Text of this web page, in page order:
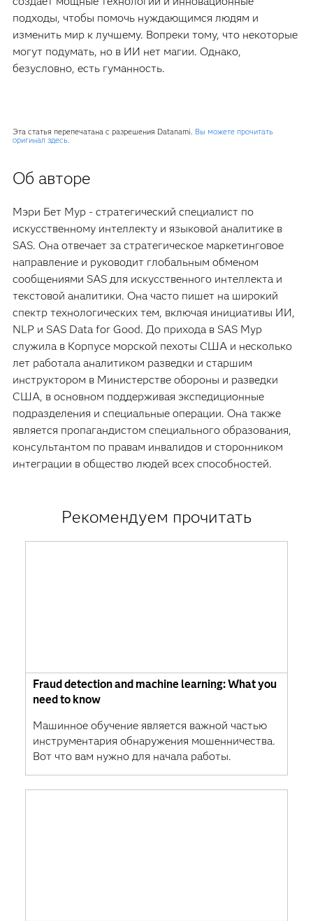
подходы, чтобы помочь нуждающимся людям и
изменить мир к лучшему. Вопреки тому, что некоторые
могут подумать, но в ИИ нет магии. Однако,
безусловно, есть гуманность.
Эта статья перепечатана с разрешения Datanami. Вы можете прочитать
оригинал здесь.
Об авторе
Мэри Бет Мур - стратегический специалист по
искусственному интеллекту и языковой аналитике в
SAS. Она отвечает за стратегическое маркетинговое
направление и руководит глобальным обменом
сообщениями SAS для искусственного интеллекта и
текстовой аналитики. Она часто пишет на широкий
спектр технологических тем, включая инициативы ИИ,
NLP и SAS Data for Good. До прихода в SAS Мур
служила в Корпусе морской пехоты США и несколько
лет работала аналитиком разведки и старшим
инструктором в Министерстве обороны и разведки
США, в основном поддерживая экспедиционные
подразделения и специальные операции. Она также
является пропагандистом специального образования,
консультантом по правам инвалидов и сторонником
интеграции в общество людей всех способностей.
Рекомендуем прочитать
Fraud detection and machine learning: What you
need to know
Машинное обучение является важной частью
инструментария обнаружения мошенничества.
Вот что вам нужно для начала работы.